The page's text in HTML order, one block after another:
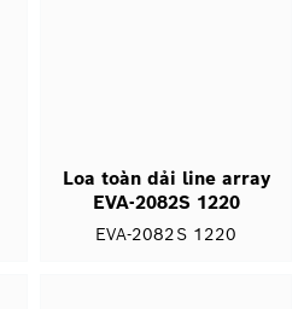
Loa toàn dải line array
EVA-2082S 1220
EVA-2082S 1220